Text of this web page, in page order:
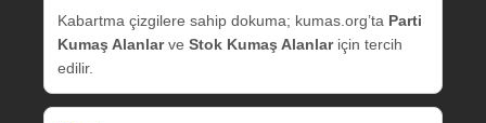
Kabartma çizgilere sahip dokuma; kumas.org’ta Parti
Kumaş Alanlarve Stok Kumaş Alanlariçin tercih
edilir.